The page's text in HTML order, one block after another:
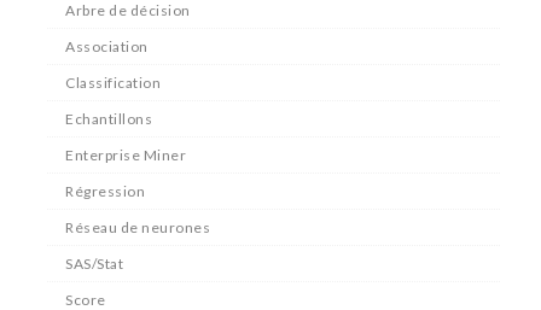
Arbre de décision
Association
Classification
Echantillons
Enterprise Miner
Régression
Réseau de neurones
SAS/Stat
Score